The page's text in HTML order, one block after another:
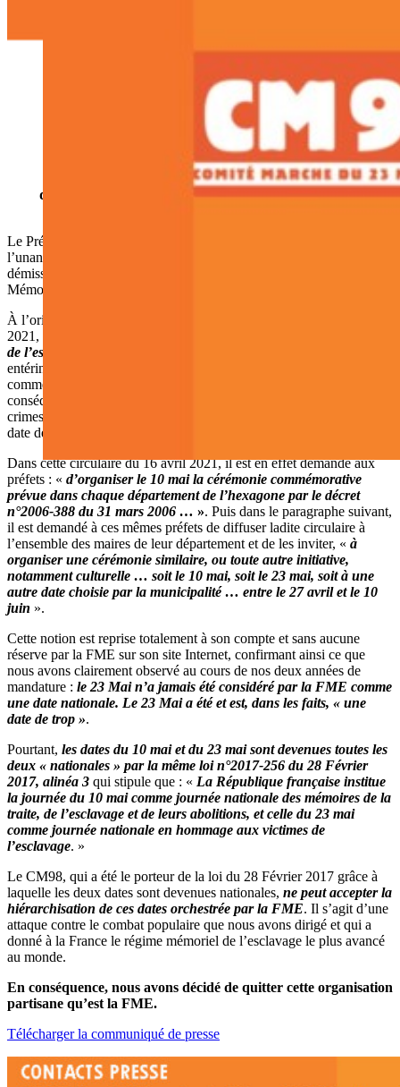
Paris, le 26 avril 2021
NON À LA HIÉRACHISATION DES DATES
DE COMMÉMORATION DE
L’ESCLAVAGE EN FRANCE !
Le Président du CM98 démissionne du Conseil
d’administration
de la Fondation pour la Mémoire de
Le Président du Comité marche du 23 mai 1998 (CM98), soutenu à
l’unanimité par son conseil d’administration, a décidé de
démissionner du conseil d’administration de la Fondation pour la
Mémoire de l’esclavage (FME).
À l’origine de sa décision, la circulaire n° 6257/SG du 16 Avril
2021, intitulée «
de l’esclavage
entérine l’idée qu’il n’y a qu’une seule date qui mérite d’être
commémorée officiellement en France, celle du 10 mai ; et que par
conséquent le souvenir de celles et ceux qui ont été victimes des
crimes contre l’humanité que furent la traite et l’esclavage, dont la
date de commémoration nationale est le 23 mai, est secondaire.
Dans cette circulaire du 16 avril 2021, il est en effet demandé aux
préfets : « d’organiser le 10 mai la cérémonie commémorative
prévue dans chaque département de l’hexagone par le décret
n°2006-388 du 31 mars 2006 … ». Puis dans le paragraphe suivant,
il est demandé à ces mêmes préfets de diffuser ladite circulaire à
l’ensemble des maires de leur département et de les inviter, « à
organiser une cérémonie similaire, ou toute autre initiative,
notamment culturelle … soit le 10 mai, soit le 23 mai, soit à une
autre date choisie par la municipalité … entre le 27 avril et le 10
juin ».
Cette notion est reprise totalement à son compte et sans aucune
réserve par la FME sur son site Internet, confirmant ainsi ce que
nous avons clairement observé au cours de nos deux années de
mandature : le 23 Mai n’a jamais été considéré par la FME comme
une date nationale. Le 23 Mai a été et est, dans les faits, « une
date de trop ».
Pourtant, les dates du 10 mai et du 23 mai sont devenues toutes les
deux « nationales » par la même loi n°2017-256 du 28 Février
2017, alinéa 3 qui stipule que : « La République française institue
la journée du 10 mai comme journée nationale des mémoires de la
traite, de l’esclavage et de leurs abolitions, et celle du 23 mai
comme journée nationale en hommage aux victimes de
l’esclavage. »
Le CM98, qui a été le porteur de la loi du 28 Février 2017 grâce à
laquelle les deux dates sont devenues nationales, ne peut accepter la
hiérarchisation de ces dates orchestrée par la FME. Il s’agit d’une
attaque contre le combat populaire que nous avons dirigé et qui a
donné à la France le régime mémoriel de l’esclavage le plus avancé
au monde.
En conséquence, nous avons décidé de quitter cette organisation
partisane qu’est la FME.
Télécharger la communiqué de presse